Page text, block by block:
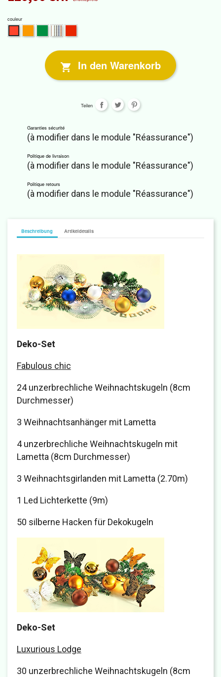
couleur
Fabulous
Chic
Luxurious
Silent
Romance
Winter
Light
Golden
 In den Warenkorb
Teilen
Garanties sécurité
(à modifier dans le module "Réassurance")
Politique de livraison
(à modifier dans le module "Réassurance")
Politique retours
(à modifier dans le module "Réassurance")
Beschreibung Artikeldetails
Deko-Set
Fabulous chic
24 unzerbrechliche Weihnachtskugeln (8cm
Durchmesser)
3 Weihnachtsanhänger mit Lametta
4 unzerbrechliche Weihnachtskugeln mit
Lametta (8cm Durchmesser)
3 Weihnachtsgirlanden mit Lametta (2.70m)
1 Led Lichterkette (9m)
50 silberne Hacken für Dekokugeln
Deko-Set
Luxurious Lodge
30 unzerbrechliche Weihnachtskugeln (8cm